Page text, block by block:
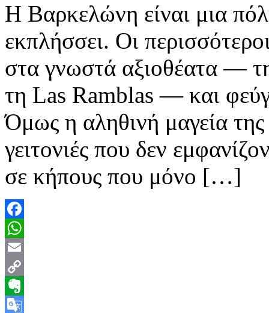
Η Βαρκελώνη είναι μια
εκπλήσσει. Οι
στα γνωστά αξιοθέατα —
τη Las Ramblas — και
Όμως η αληθινή μαγεία
γειτονιές που δεν
σε κήπους που μόνο […]
Facebook
WhatsApp
Email
Copy
Link
Evernote